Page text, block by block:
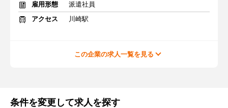
雇用形態
派遣社員
アクセス
川崎駅
この企業の求人一覧を見る
条件を変更して求人を探す